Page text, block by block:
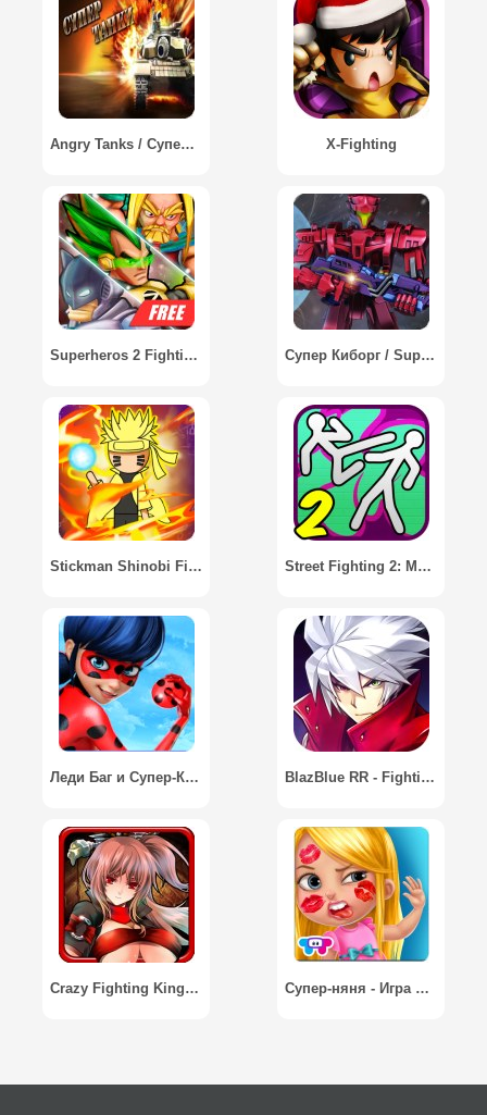
Angry Tanks / Супер Танки X-Fighting
Superheros 2 Fighting Games Супер Киборг / Super Cyborg
Stickman Shinobi Fighting Street Fighting 2: Multiplayer
Леди Баг и Супер-Кот: Официальная игра / Miraculous Ladybug & Cat Noir - The Official Game BlazBlue RR - Fighting
Crazy Fighting Kingdom RPG Супер-няня - Игра для детей / Babysitter Mania - Kids Game